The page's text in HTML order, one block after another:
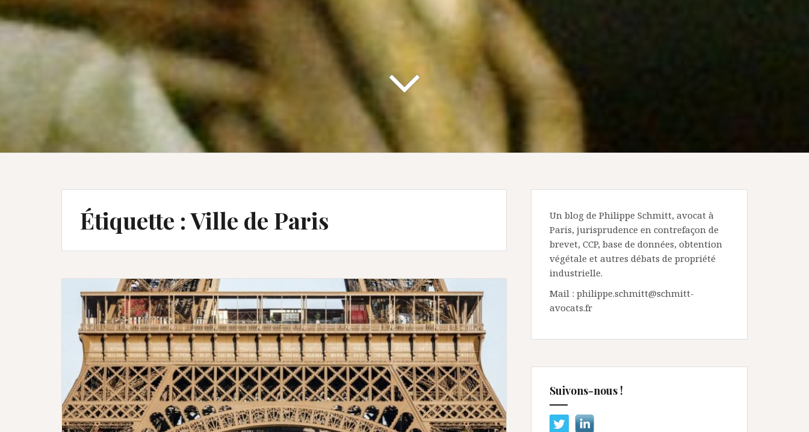
Étiquette :Ville de Paris
Un blog de Philippe Schmitt, avocat à
Paris, jurisprudence en contrefaçon de
brevet, CCP, base de données, obtention
végétale et autres débats de propriété
industrielle.
Mail : philippe.schmitt@schmitt-
avocats.fr
Suivons-nous !